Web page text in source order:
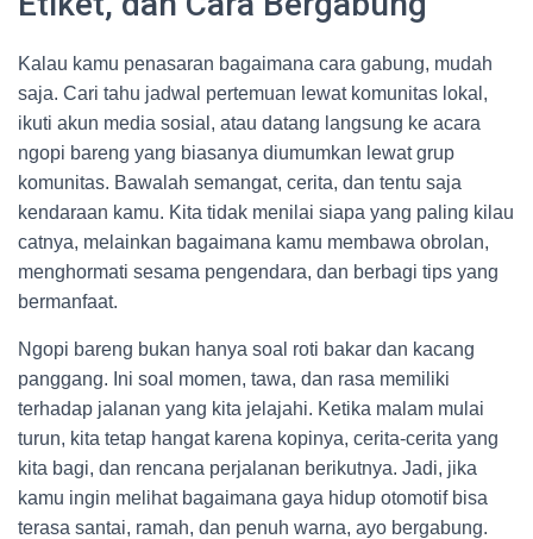
Kalau kamu penasaran bagaimana cara gabung, mudah
saja. Cari tahu jadwal pertemuan lewat komunitas lokal,
ikuti akun media sosial, atau datang langsung ke acara
ngopi bareng yang biasanya diumumkan lewat grup
komunitas. Bawalah semangat, cerita, dan tentu saja
kendaraan kamu. Kita tidak menilai siapa yang paling kilau
catnya, melainkan bagaimana kamu membawa obrolan,
menghormati sesama pengendara, dan berbagi tips yang
bermanfaat.
Ngopi bareng bukan hanya soal roti bakar dan kacang
panggang. Ini soal momen, tawa, dan rasa memiliki
terhadap jalanan yang kita jelajahi. Ketika malam mulai
turun, kita tetap hangat karena kopinya, cerita-cerita yang
kita bagi, dan rencana perjalanan berikutnya. Jadi, jika
kamu ingin melihat bagaimana gaya hidup otomotif bisa
terasa santai, ramah, dan penuh warna, ayo bergabung.